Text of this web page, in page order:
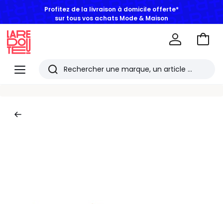
Profitez de la livraison à domicile offerte*
sur tous vos achats Mode & Maison
Menu
Redoute
Rechercher
Aller